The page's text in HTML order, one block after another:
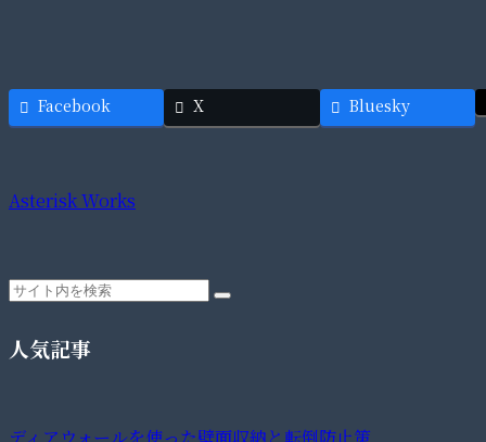
Facebook X Bluesky
Asterisk Works
人気記事